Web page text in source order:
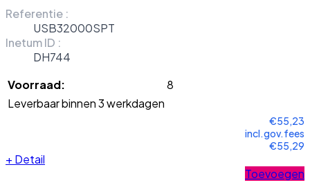
Referentie :
USB32000SPT
Inetum ID :
DH744
Voorraad:
8
Leverbaar binnen 3 werkdagen
€55,23
incl.gov.fees
€55,29
+ Detail
Toevoegen